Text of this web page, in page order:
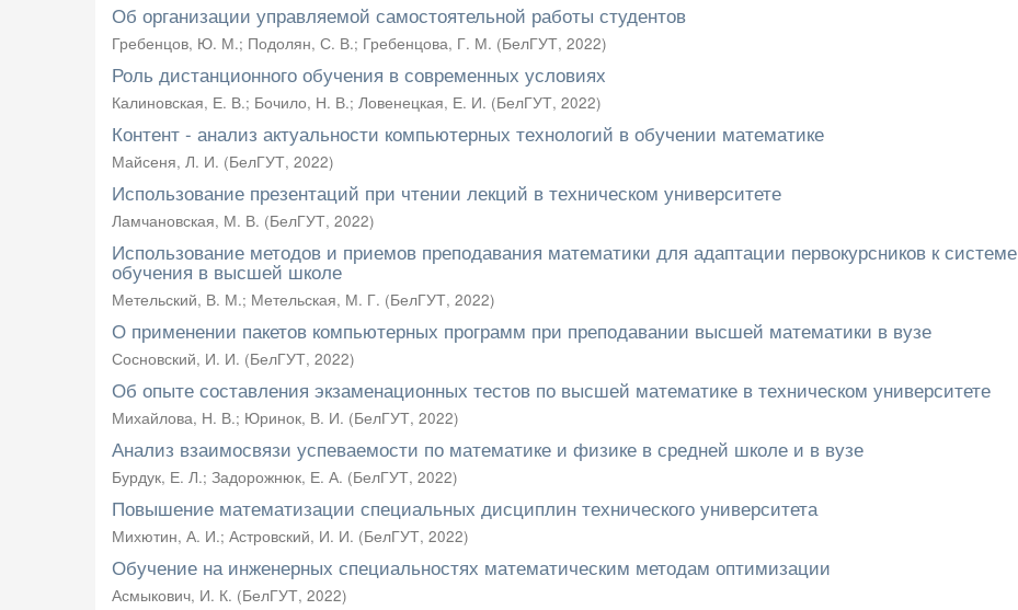
Об организации управляемой самостоятельной работы студентов
Гребенцов, Ю. М.; Подолян, С. В.; Гребенцова, Г. М. (БелГУТ, 2022)
Роль дистанционного обучения в современных условиях
Калиновская, Е. В.; Бочило, Н. В.; Ловенецкая, Е. И. (БелГУТ, 2022)
Контент - анализ актуальности компьютерных технологий в обучении математике
Майсеня, Л. И. (БелГУТ, 2022)
Использование презентаций при чтении лекций в техническом университете
Ламчановская, М. В. (БелГУТ, 2022)
Использование методов и приемов преподавания математики для адаптации первокурсников к системе
обучения в высшей школе
Метельский, В. М.; Метельская, М. Г. (БелГУТ, 2022)
О применении пакетов компьютерных программ при преподавании высшей математики в вузе
Сосновский, И. И. (БелГУТ, 2022)
Об опыте составления экзаменационных тестов по высшей математике в техническом университете
Михайлова, Н. В.; Юринок, В. И. (БелГУТ, 2022)
Анализ взаимосвязи успеваемости по математике и физике в средней школе и в вузе
Бурдук, Е. Л.; Задорожнюк, Е. А. (БелГУТ, 2022)
Повышение математизации специальных дисциплин технического университета
Михютин, А. И.; Астровский, И. И. (БелГУТ, 2022)
Обучение на инженерных специальностях математическим методам оптимизации
Асмыкович, И. К. (БелГУТ, 2022)